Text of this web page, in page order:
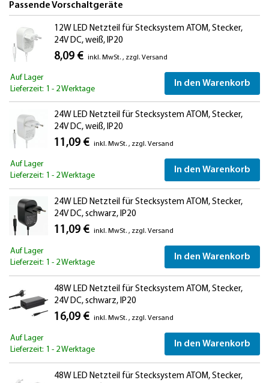
Passende Vorschaltgeräte
12W LED Netzteil für Stecksystem ATOM, Stecker,
24V DC, weiß, IP20
8,09 € inkl. MwSt. , zzgl. Versand
Auf Lager
Lieferzeit: 1 - 2 Werktage
In den Warenkorb
24W LED Netzteil für Stecksystem ATOM, Stecker,
24V DC, weiß, IP20
11,09 € inkl. MwSt. , zzgl. Versand
Auf Lager
Lieferzeit: 1 - 2 Werktage
In den Warenkorb
24W LED Netzteil für Stecksystem ATOM, Stecker,
24V DC, schwarz, IP20
11,09 € inkl. MwSt. , zzgl. Versand
Auf Lager
Lieferzeit: 1 - 2 Werktage
In den Warenkorb
48W LED Netzteil für Stecksystem ATOM, Stecker,
24V DC, schwarz, IP20
16,09 € inkl. MwSt. , zzgl. Versand
Auf Lager
Lieferzeit: 1 - 2 Werktage
In den Warenkorb
48W LED Netzteil für Stecksystem ATOM, Stecker,